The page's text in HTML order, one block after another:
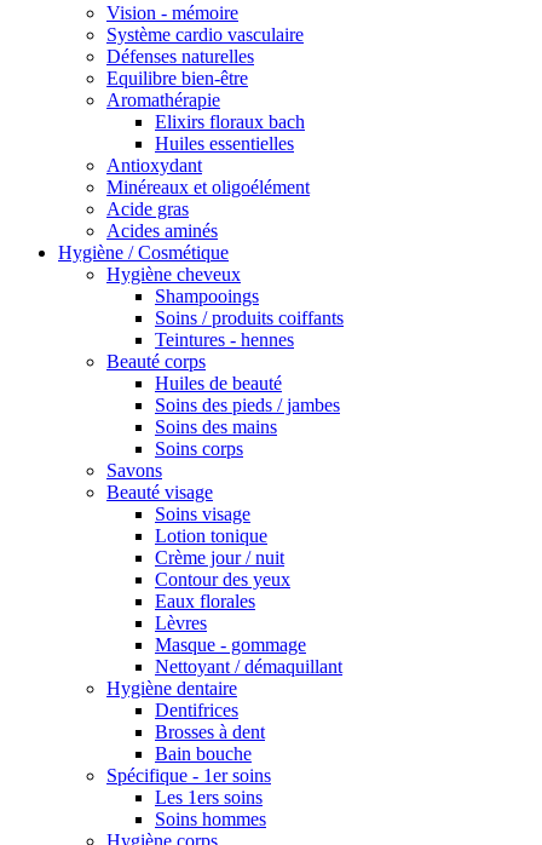
Vision - mémoire
Système cardio vasculaire
Défenses naturelles
Equilibre bien-être
Aromathérapie
Elixirs floraux bach
Huiles essentielles
Antioxydant
Minéreaux et oligoélément
Acide gras
Acides aminés
Hygiène / Cosmétique
Hygiène cheveux
Shampooings
Soins / produits coiffants
Teintures - hennes
Beauté corps
Huiles de beauté
Soins des pieds / jambes
Soins des mains
Soins corps
Savons
Beauté visage
Soins visage
Lotion tonique
Crème jour / nuit
Contour des yeux
Eaux florales
Lèvres
Masque - gommage
Nettoyant / démaquillant
Hygiène dentaire
Dentifrices
Brosses à dent
Bain bouche
Spécifique - 1er soins
Les 1ers soins
Soins hommes